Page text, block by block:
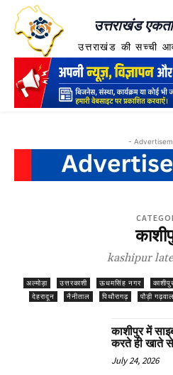
उत्तराखंड एकता
उत्तराखंड की सच्ची
-
kashipur
अल्मोड़ा उत्तरकाशी ऊधमसिंह नगर
देहरादून
नैनीताल पिथौरागढ़ पौड़ी गढ़वाल
काशीपुर में
करते ही खाते
July 24, 2026